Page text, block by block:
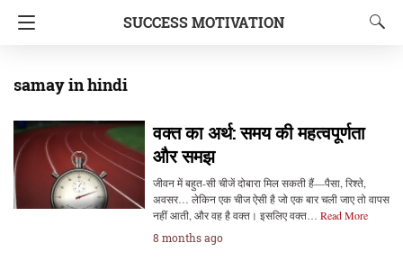
SUCCESS MOTIVATION
samay in hindi
वक्त का अर्थ: समय की महत्वपूर्णता
और समझ
जीवन में बहुत-सी चीजें दोबारा मिल सकती हैं—पैसा, रिश्ते,
अवसर… लेकिन एक चीज ऐसी है जो एक बार चली जाए तो वापस
नहीं आती, और वह है वक्त। इसलिए वक्त… Read More
8 months ago